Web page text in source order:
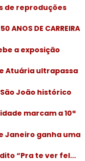
de reproduções
ANOS DE CARREIRA
a exposição
Atuária ultrapassa
João histórico
marcam a 10ª
Janeiro ganha uma
“Pra te ver fel...